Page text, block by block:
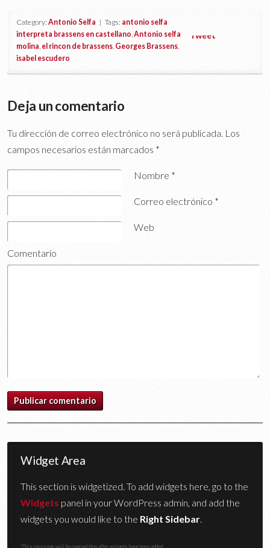
Category:Antonio Selfa | Tags: antonio selfa
interpreta brassens en castellano,Antonio selfa
molina, el rincon de brassens, Georges Brassens,
isabel escudero
Tweet
Deja un comentario
Tu dirección de correo electrónico no será publicada. Los
campos necesarios están marcados *
Nombre *
Correo electrónico *
Web
Comentario
Widget Area
This section is widgetized. To add widgets here, go to the
Widgets panel in your WordPress admin, and add the
widgets you would like to the Right Sidebar.
*This message will be overwritten after widgets have been added.